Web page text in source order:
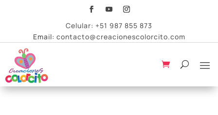
Celular: +51 987 855 873
Email: contacto@creacionescolorcito.com